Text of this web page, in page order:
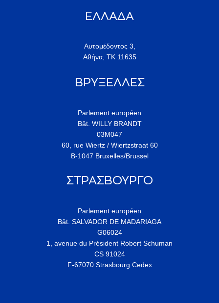
ΕΛΛΑΔΑ
Αυτομέδοντος 3,
Αθήνα, ΤΚ 11635
ΒΡΥΞΕΛΛΕΣ
Parlement européen
Bât. WILLY BRANDT
03M047
60, rue Wiertz / Wiertzstraat 60
B-1047 Bruxelles/Brussel
ΣΤΡΑΣΒΟΥΡΓΟ
Parlement européen
Bât. SALVADOR DE MADARIAGA
G06024
1, avenue du Président Robert Schuman
CS 91024
F-67070 Strasbourg Cedex